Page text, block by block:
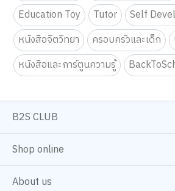
Education Toy
Tutor
Self
หนังสือจิตวิทยา
ครอบครัวและเด็ก
หนังสือและการ์ตูนความรู้
B2S CLUB
Shop online
About us